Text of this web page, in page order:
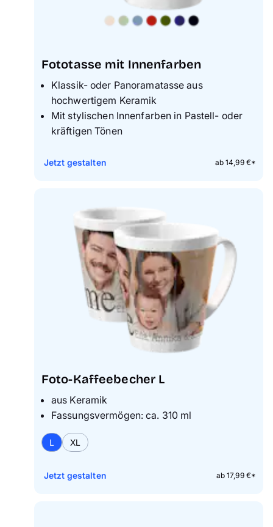
Fototasse mit Innenfarben
Klassik- oder Panoramatasse aus
hochwertigem Keramik
Mit stylischen Innenfarben in Pastell- oder
kräftigen Tönen
ab 14,99 €*
Jetzt gestalten
Foto-Kaffeebecher L
aus Keramik
Fassungsvermögen: ca. 310 ml
L XL
ab 17,99 €*
Jetzt gestalten